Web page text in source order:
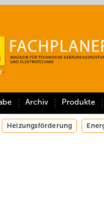
Archiv Produkte
Heizungsförderung